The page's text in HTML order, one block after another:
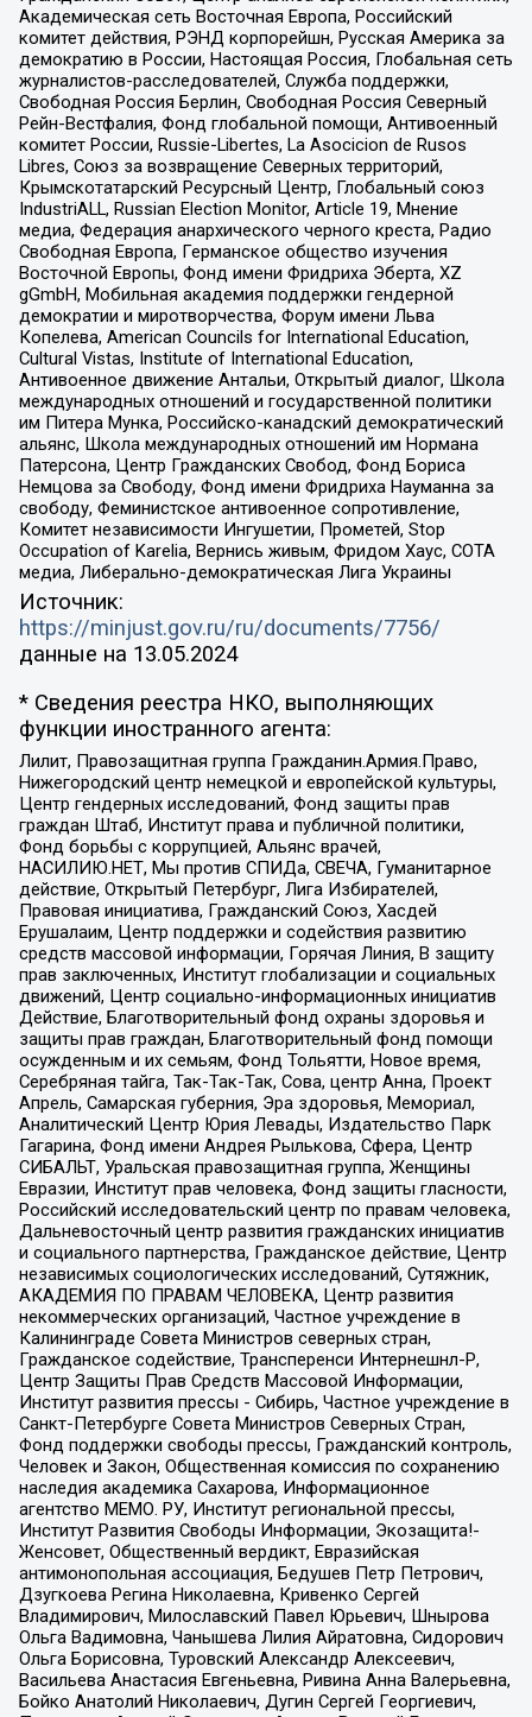
Академическая сеть Восточная Европа, Российский
комитет действия, РЭНД корпорейшн, Русская Америка за
демократию в России, Настоящая Россия, Глобальная сеть
журналистов-расследователей, Служба поддержки,
Свободная Россия Берлин, Свободная Россия Северный
Рейн-Вестфалия, Фонд глобальной помощи, Антивоенный
комитет России, Russie-Libertes, La Asocicion de Rusos
Libres, Союз за возвращение Северных территорий,
Крымскотатарский Ресурсный Центр, Глобальный союз
IndustriALL, Russian Election Monitor, Article 19, Мнение
медиа, Федерация анархического черного креста, Радио
Свободная Европа, Германское общество изучения
Восточной Европы, Фонд имени Фридриха Эберта, XZ
gGmbH, Мобильная академия поддержки гендерной
демократии и миротворчества, Форум имени Льва
Копелева, American Councils for International Education,
Cultural Vistas, Institute of International Education,
Антивоенное движение Антальи, Открытый диалог, Школа
международных отношений и государственной политики
им Питера Мунка, Российско-канадский демократический
альянс, Школа международных отношений им Нормана
Патерсона, Центр Гражданских Свобод, Фонд Бориса
Немцова за Свободу, Фонд имени Фридриха Науманна за
свободу, Феминистское антивоенное сопротивление,
Комитет независимости Ингушетии, Прометей, Stop
Occupation of Karelia, Вернись живым, Фридом Хаус, СОТА
медиа, Либерально-демократическая Лига Украины
Источник:
https://minjust.gov.ru/ru/documents/7756/
данные на 13.05.2024
* Сведения реестра НКО, выполняющих
функции иностранного агента:
Лилит, Правозащитная группа Гражданин.Армия.Право,
Нижегородский центр немецкой и европейской культуры,
Центр гендерных исследований, Фонд защиты прав
граждан Штаб, Институт права и публичной политики,
Фонд борьбы с коррупцией, Альянс врачей,
НАСИЛИЮ.НЕТ, Мы против СПИДа, СВЕЧА, Гуманитарное
действие, Открытый Петербург, Лига Избирателей,
Правовая инициатива, Гражданский Союз, Хасдей
Ерушалаим, Центр поддержки и содействия развитию
средств массовой информации, Горячая Линия, В защиту
прав заключенных, Институт глобализации и социальных
движений, Центр социально-информационных инициатив
Действие, Благотворительный фонд охраны здоровья и
защиты прав граждан, Благотворительный фонд помощи
осужденным и их семьям, Фонд Тольятти, Новое время,
Серебряная тайга, Так-Так-Так, Сова, центр Анна, Проект
Апрель, Самарская губерния, Эра здоровья, Мемориал,
Аналитический Центр Юрия Левады, Издательство Парк
Гагарина, Фонд имени Андрея Рылькова, Сфера, Центр
СИБАЛЬТ, Уральская правозащитная группа, Женщины
Евразии, Институт прав человека, Фонд защиты гласности,
Российский исследовательский центр по правам человека,
Дальневосточный центр развития гражданских инициатив
и социального партнерства, Гражданское действие, Центр
независимых социологических исследований, Сутяжник,
АКАДЕМИЯ ПО ПРАВАМ ЧЕЛОВЕКА, Центр развития
некоммерческих организаций, Частное учреждение в
Калининграде Совета Министров северных стран,
Гражданское содействие, Трансперенси Интернешнл-Р,
Центр Защиты Прав Средств Массовой Информации,
Институт развития прессы - Сибирь, Частное учреждение в
Санкт-Петербурге Совета Министров Северных Стран,
Фонд поддержки свободы прессы, Гражданский контроль,
Человек и Закон, Общественная комиссия по сохранению
наследия академика Сахарова, Информационное
агентство МЕМО. РУ, Институт региональной прессы,
Институт Развития Свободы Информации, Экозащита!-
Женсовет, Общественный вердикт, Евразийская
антимонопольная ассоциация, Бедушев Петр Петрович,
Дзугкоева Регина Николаевна, Кривенко Сергей
Владимирович, Милославский Павел Юрьевич, Шнырова
Ольга Вадимовна, Чанышева Лилия Айратовна, Сидорович
Ольга Борисовна, Туровский Александр Алексеевич,
Васильева Анастасия Евгеньевна, Ривина Анна Валерьевна,
Бойко Анатолий Николаевич, Дугин Сергей Георгиевич,